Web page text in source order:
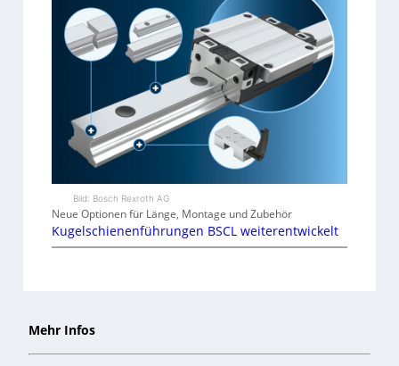
Bild: Bosch Rexroth AG
Neue Optionen für Länge, Montage und Zubehör
Kugelschienenführungen BSCL weiterentwickelt
Mehr Infos